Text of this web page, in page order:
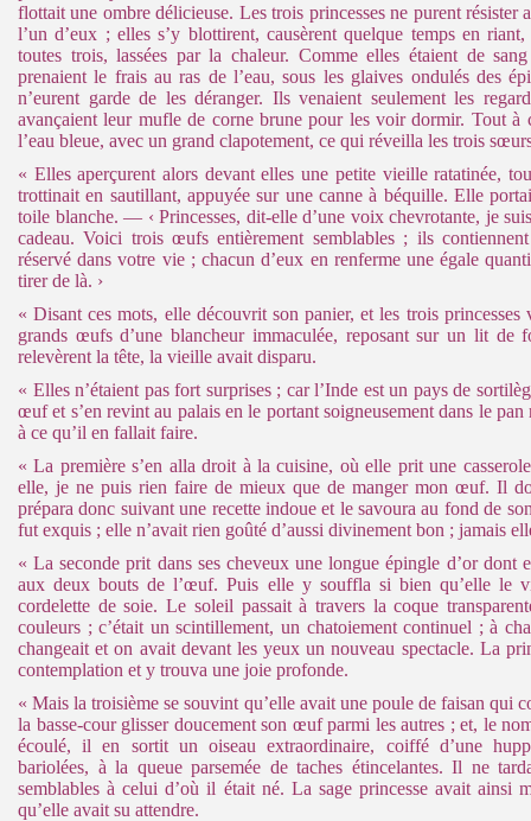
flottait une ombre délicieuse. Les trois princesses ne purent résister
l’un d’eux ; elles s’y blottirent, causèrent quelque temps en
toutes trois, lassées par la chaleur. Comme elles étaient de
prenaient le frais au ras de l’eau, sous les glaives ondulés des
n’eurent garde de les déranger. Ils venaient seulement les
avançaient leur mufle de corne brune pour les voir dormir. Tout à
l’eau bleue, avec un grand clapotement, ce qui réveilla les trois
« Elles aperçurent alors devant elles une petite vieille ratatinée,
trottinait en sautillant, appuyée sur une canne à béquille. Elle
toile blanche. — ‹ Princesses, dit-elle d’une voix chevrotante, je
cadeau. Voici trois œufs entièrement semblables ; ils
réservé dans votre vie ; chacun d’eux en renferme une égale
tirer de là. ›
« Disant ces mots, elle découvrit son panier, et les trois princesses
grands œufs d’une blancheur immaculée, reposant sur un lit de
relevèrent la tête, la vieille avait disparu.
« Elles n’étaient pas fort surprises ; car l’Inde est un pays de
œuf et s’en revint au palais en le portant soigneusement dans le
à ce qu’il en fallait faire.
« La première s’en alla droit à la cuisine, où elle prit une
elle, je ne puis rien faire de mieux que de manger mon œuf. Il
prépara donc suivant une recette indoue et le savoura au fond de
fut exquis ; elle n’avait rien goûté d’aussi divinement bon ; jamais
« La seconde prit dans ses cheveux une longue épingle d’or dont
aux deux bouts de l’œuf. Puis elle y souffla si bien qu’elle le
cordelette de soie. Le soleil passait à travers la coque
couleurs ; c’était un scintillement, un chatoiement continuel ; à
changeait et on avait devant les yeux un nouveau spectacle. La
contemplation et y trouva une joie profonde.
« Mais la troisième se souvint qu’elle avait une poule de faisan qui
la basse-cour glisser doucement son œuf parmi les autres ; et, le
écoulé, il en sortit un oiseau extraordinaire, coiffé d’une
bariolées, à la queue parsemée de taches étincelantes. Il ne
semblables à celui d’où il était né. La sage princesse avait ainsi
qu’elle avait su attendre.